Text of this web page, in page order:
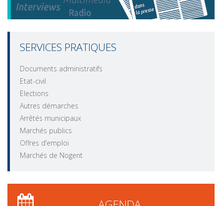
SERVICES PRATIQUES
Documents administratifs
Etat-civil
Elections
Autres démarches
Arrêtés municipaux
Marchés publics
Offres d’emploi
Marchés de Nogent